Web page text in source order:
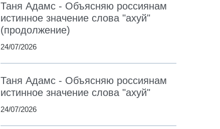
Таня Адамс - Объясняю россиянам
истинное значение слова "ахуй"
(продолжение)
24/07/2026
Таня Адамс - Объясняю россиянам
истинное значение слова "ахуй"
24/07/2026